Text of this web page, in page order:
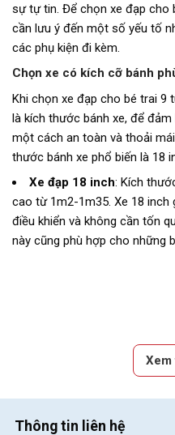
sự tự tin. Để chọn xe đạp cho
cần lưu ý đến một số yếu tố
các phụ kiện đi kèm.
Chọn xe có kích cỡ bánh
Khi chọn xe đạp cho bé trai 9
là kích thước bánh xe, để
một cách an toàn và thoải
thước bánh xe phổ biến là 18
Xe đạp 18 inch: Kích
cao từ 1m2-1m35. Xe 18 inch
điều khiển và không cần tốn
này cũng phù hợp cho những
Xem
Thông tin liên hệ